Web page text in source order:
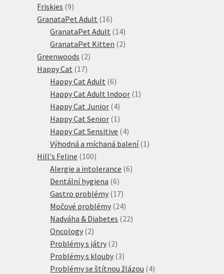
Friskies 99
produktů
GranataPet Adult 1616
produktů
GranataPet Adult 1414
produktů
GranataPet Kitten 22
Greenwoods 22
Happy Cat 1717
produktů
Happy Cat Adult 66
produktů
Happy Cat Adult Indoor 1 1
Happy Cat Junior 44
produkty
Happy Cat Senior 1 1
produkt
Happy Cat Sensitive 44
produkty
Výhodná a míchaná balení 1 1
Hill's Feline 100100
produktů
Alergie a intolerance 66
Dentální hygiena 66
produktů
Gastro problémy 1717
produktů
Močové problémy 2424
produktů
Nadváha & Diabetes 2222
Oncology 22
produkty
Problémy s játry 22
produkty
Problémy s klouby 33
produkty
Problémy se štítnou žlázou 44